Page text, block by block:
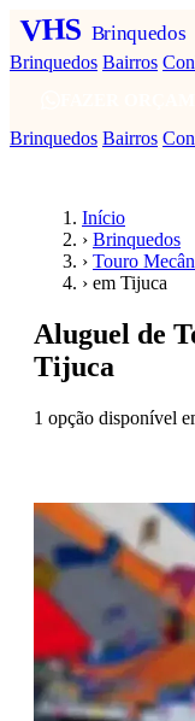
VHS Brinquedos
Brinquedos Bairros
Brinquedos Bairros
Início
› Brinquedos
› Touro
› em Tijuca
Aluguel de
Tijuca
1 opção disponível